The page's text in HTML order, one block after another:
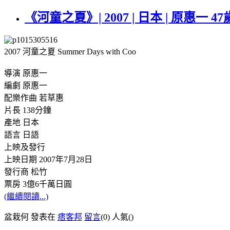
《河童之夏》| 2007 | 日本 | 原惠一 47
2007 河童之夏 Summer Days with Coo
導演 原惠一
編劇 原惠一
配樂作曲 若草惠
片長 138分鐘
產地 日本
語言 日語
上映及發行
上映日期 2007年7月28日
發行商 松竹
票房 3億6千萬日圓
(繼續閱讀...)
盆栽何 發表在 痞客邦 留言(0) 人氣()